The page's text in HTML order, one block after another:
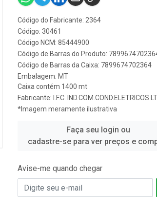
Código do Fabricante: 2364
Código: 30461
Código NCM: 85444900
Código de Barras do Produto:
Código de Barras da Caixa: 7899674702364
Embalagem: MT
Caixa contém 1400 mt
Fabricante:
I.F.C. IND.COM.COND.ELETRICOS
*Imagem meramente ilustrativa
Faça seu login ou
cadastre-se para ver preços e
Avise-me quando chegar